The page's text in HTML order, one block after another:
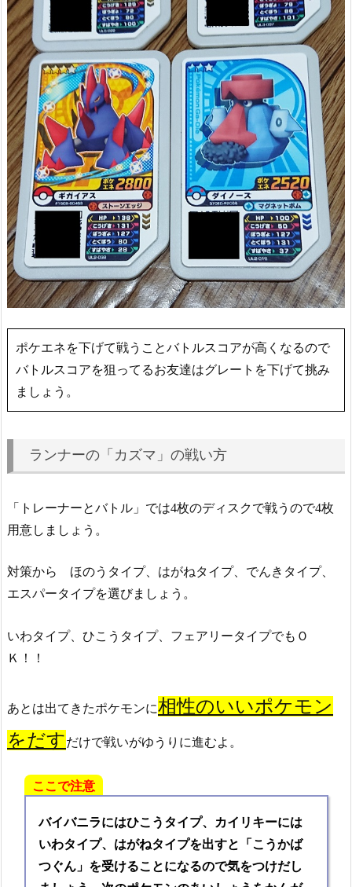
ポケエネを下げて戦うことバトルスコアが高くなるので
バトルスコアを狙ってるお友達はグレートを下げて挑み
ましょう。
ランナーの「カズマ」の戦い方
「トレーナーとバトル」では4枚のディスクで戦うので4枚
用意しましょう。
対策から ほのうタイプ、はがねタイプ、でんきタイプ、
エスパータイプを選びましょう。
いわタイプ、ひこうタイプ、フェアリータイプでもＯ
Ｋ！！
あとは出てきたポケモンに相性のいいポケモン
をだすだけで戦いがゆうりに進むよ。
ここで注意
バイバニラにはひこうタイプ、カイリキーには
いわタイプ、はがねタイプを出すと「こうかば
つぐん」を受けることになるので気をつけだし